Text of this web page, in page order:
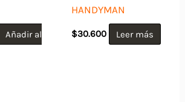
Añadir al
HANDYMAN
$30.600 Leer más